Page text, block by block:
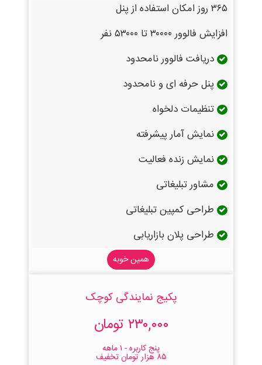
۳۶۵ روز امکان استفاده از پنل
افزایش فالوور ۳۰۰۰۰ تا ۵۳۰۰۰ نفر
دریافت فالوور نامحدود
پنل حرفه ای و نامحدود
تنظیمات دلخواه
نمایش آمار پیشرفته
نمایش زنده فعالیت
مشاور تبلیغاتی
طراحی کمپین تبلیغاتی
طراحی پلان بازاریابی
همین خوبه
پکیج نمایندگی کوچک
۲۳۰,۰۰۰ تومان
پنج کاربره - ۱ ماهه
۸۵ هزار تومان تخفیف